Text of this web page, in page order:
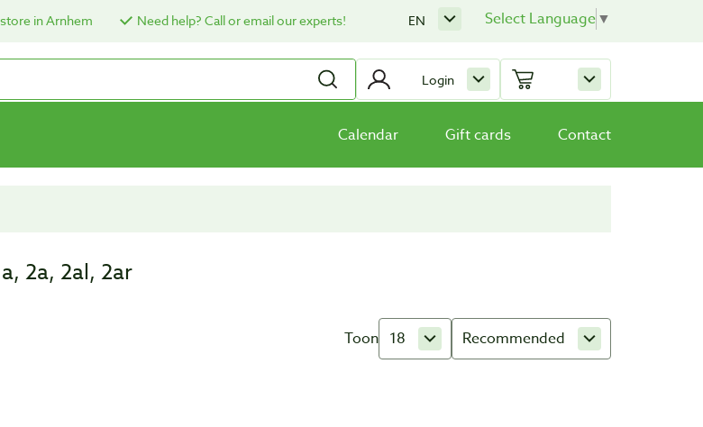
in Arnhem Need help? Call or email our experts! Select Language▼
EN
Login
Calendar Gift cards Contact
2a, 2al, 2ar
Toon 18 Recommended